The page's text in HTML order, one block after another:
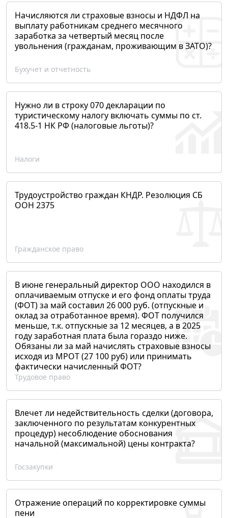
Начисляются ли страховые взносы и НДФЛ на
выплату работникам среднего месячного
заработка за четвертый месяц после
увольнения (гражданам, проживающим в ЗАТО)?
Бухучет и отчетность
Нужно ли в строку 070 декларации по
туристическому налогу включать суммы по ст.
418.5-1 НК РФ (налоговые льготы)?
Налоги
Трудоустройство граждан КНДР. Резолюция СБ
ООН 2375
Гражданское право
В июне генеральный директор ООО находился в
оплачиваемым отпуске и его фонд оплаты труда
(ФОТ) за май составил 26 000 руб. (отпускные и
оклад за отработанное время). ФОТ получился
меньше, т.к. отпускные за 12 месяцев, а в 2025
году заработная плата была гораздо ниже.
Обязаны ли за май начислять страховые взносы
исходя из МРОТ (27 100 руб) или принимать
фактически начисленный ФОТ?
Трудовое право
Влечет ли недействительность сделки (договора,
заключенного по результатам конкурентных
процедур) несоблюдение обоснования
начальной (максимальной) цены контракта?
Госзакупки
Отражение операций по корректировке суммы
пени